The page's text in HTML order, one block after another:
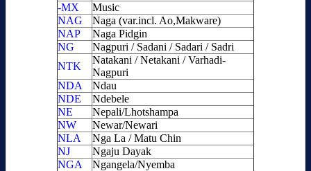
-MX
Music
NAG
Naga (var.incl. Ao,Makware)
NAP
Naga Pidgin
NG
Nagpuri / Sadani / Sadari / Sadri
NTK
Natakani / Netakani / Varhadi-
Nagpuri
NDA
Ndau
NDE
Ndebele
NE
Nepali/Lhotshampa
NW
Newar/Newari
NLA
Nga La / Matu Chin
NJ
Ngaju Dayak
NGA
Ngangela/Nyemba